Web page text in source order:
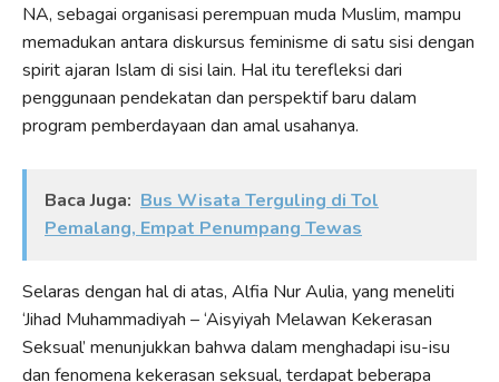
NA, sebagai organisasi perempuan muda Muslim, mampu
memadukan antara diskursus feminisme di satu sisi dengan
spirit ajaran Islam di sisi lain. Hal itu terefleksi dari
penggunaan pendekatan dan perspektif baru dalam
program pemberdayaan dan amal usahanya.
Baca Juga: Bus Wisata Terguling di Tol
Pemalang, Empat Penumpang Tewas
Selaras dengan hal di atas, Alfia Nur Aulia, yang meneliti
‘Jihad Muhammadiyah – ‘Aisyiyah Melawan Kekerasan
Seksual’ menunjukkan bahwa dalam menghadapi isu-isu
dan fenomena kekerasan seksual, terdapat beberapa